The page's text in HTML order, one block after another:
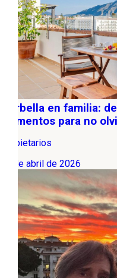
Marbella en familia:
momentos para no
Propietarios
06 de abril de 2026